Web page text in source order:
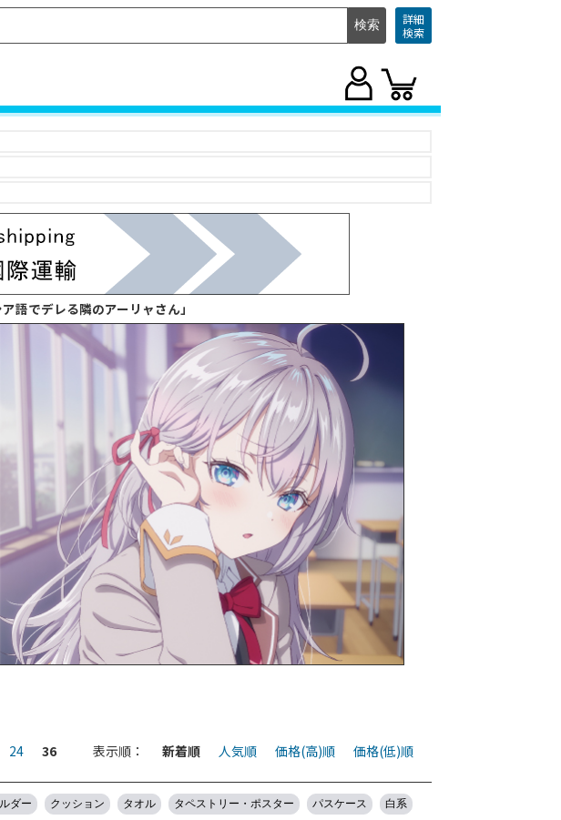
詳細
検索
語でデレる隣のアーリャさん」
24 36 表示順： 新着順 人気順 価格(高)順 価格(低)順
ダー クッション タオル タペストリー・ポスター パスケース
白系